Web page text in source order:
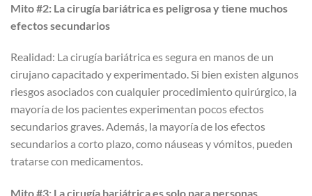
Mito #2: La cirugía bariátrica es peligrosa y tiene muchos
efectos secundarios
Realidad: La cirugía bariátrica es segura en manos de un
cirujano capacitado y experimentado. Si bien existen algunos
riesgos asociados con cualquier procedimiento quirúrgico, la
mayoría de los pacientes experimentan pocos efectos
secundarios graves. Además, la mayoría de los efectos
secundarios a corto plazo, como náuseas y vómitos, pueden
tratarse con medicamentos.
Mito #3: La cirugía bariátrica es solo para personas